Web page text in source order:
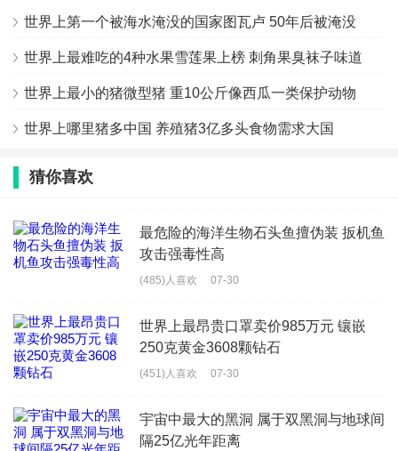
世界上第一个被海水淹没的国家图瓦卢 50年后被淹没
世界上最难吃的4种水果雪莲果上榜 刺角果臭袜子味道
世界上最小的猪微型猪 重10公斤像西瓜一类保护动物
世界上哪里猪多中国 养殖猪3亿多头食物需求大国
猜你喜欢
最危险的海洋生物石头鱼擅伪装 扳机鱼
攻击强毒性高
(485)人喜欢 07-30
世界上最昂贵口罩卖价985万元 镶嵌
250克黄金3608颗钻石
(451)人喜欢 07-30
宇宙中最大的黑洞 属于双黑洞与地球间
隔25亿光年距离